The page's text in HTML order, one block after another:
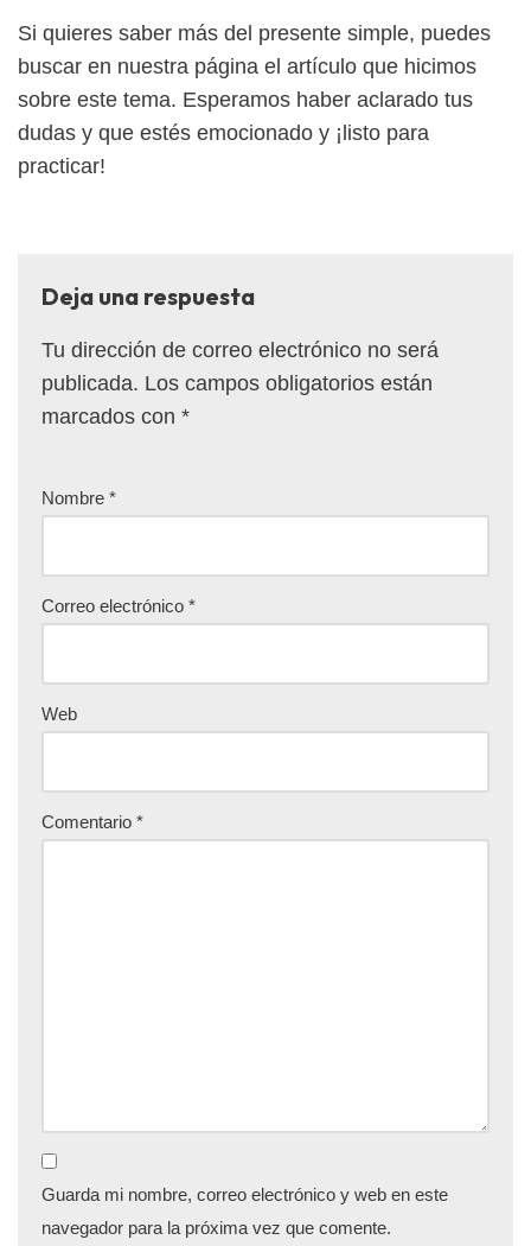
Si quieres saber más del presente simple, puedes
buscar en nuestra página el artículo que hicimos
sobre este tema. Esperamos haber aclarado tus
dudas y que estés emocionado y ¡listo para
practicar!
Deja una respuesta
Tu dirección de correo electrónico no será
publicada. Los campos obligatorios están
marcados con *
Nombre *
Correo electrónico *
Web
Comentario *
Guarda mi nombre, correo electrónico y web en este
navegador para la próxima vez que comente.